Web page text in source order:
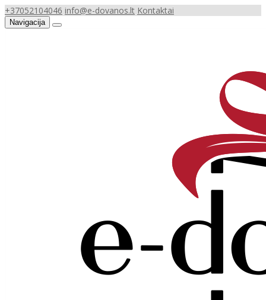
+37052104046 info@e-dovanos.lt Kontaktai
Navigacija